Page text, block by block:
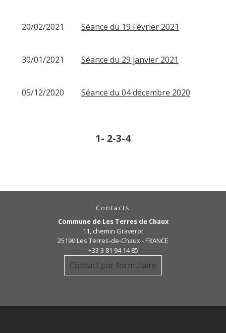
20/02/2021 Séance du 19 Février 2021
30/01/2021 Séance du 29 janvier 2021
05/12/2020 Séance du 04 décembre 2020
1- 2-3-4
Contacts
Commune de Les Terres de Chaux
11, chemin Graverot
25190 Les Terres-de-Chaux - FRANCE
+33 3 81 94 14 85
Contact par formulaire